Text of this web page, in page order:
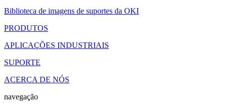
Biblioteca de imagens de suportes da OKI
PRODUTOS
APLICAÇÕES INDUSTRIAIS
SUPORTE
ACERCA DE NÓS
navegação